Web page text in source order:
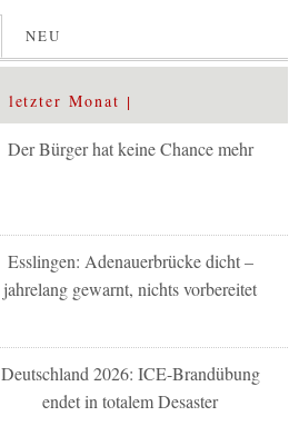
NEU
letzter Monat
Der Bürger hat keine Chance mehr
Esslingen: Adenauerbrücke dicht –
jahrelang gewarnt, nichts vorbereitet
Deutschland 2026: ICE-Brandübung
endet in totalem Desaster